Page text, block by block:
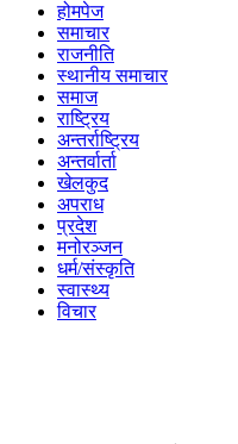
होमपेज
समाचार
राजनीति
स्थानीय समाचार
समाज
राष्ट्रिय
अन्तर्राष्ट्रिय
अन्तर्वार्ता
खेलकुद
अपराध
प्रदेश
मनोरञ्जन
धर्म/संस्कृति
स्वास्थ्य
विचार